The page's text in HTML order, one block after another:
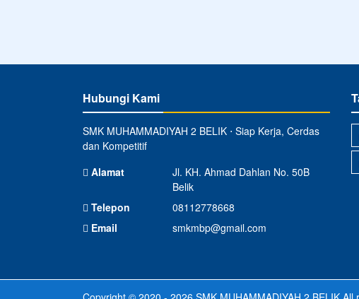
Hubungi Kami
SMK MUHAMMADIYAH 2 BELIK ⋅ Siap Kerja, Cerdas
dan Kompetitif
Alamat
Jl. KH. Ahmad Dahlan No. 50B
Belik
Telepon
08112778668
Email
smkmbp@gmail.com